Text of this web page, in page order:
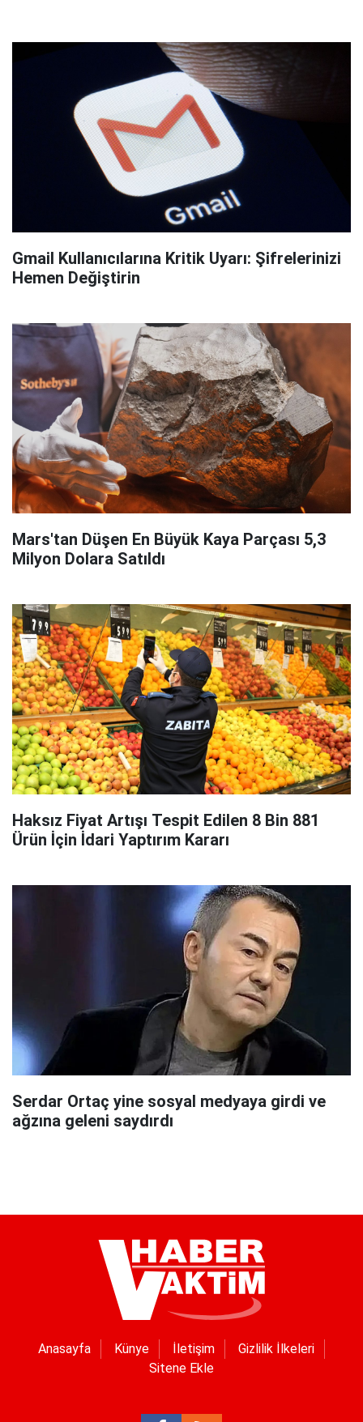
Gmail Kullanıcılarına Kritik Uyarı: Şifrelerinizi
Hemen Değiştirin
Mars'tan Düşen En Büyük Kaya Parçası 5,3
Milyon Dolara Satıldı
Haksız Fiyat Artışı Tespit Edilen 8 Bin 881
Ürün İçin İdari Yaptırım Kararı
Serdar Ortaç yine sosyal medyaya girdi ve
ağzına geleni saydırdı
Anasayfa Künye İletişim
Gizlilik İlkeleri
Sitene Ekle